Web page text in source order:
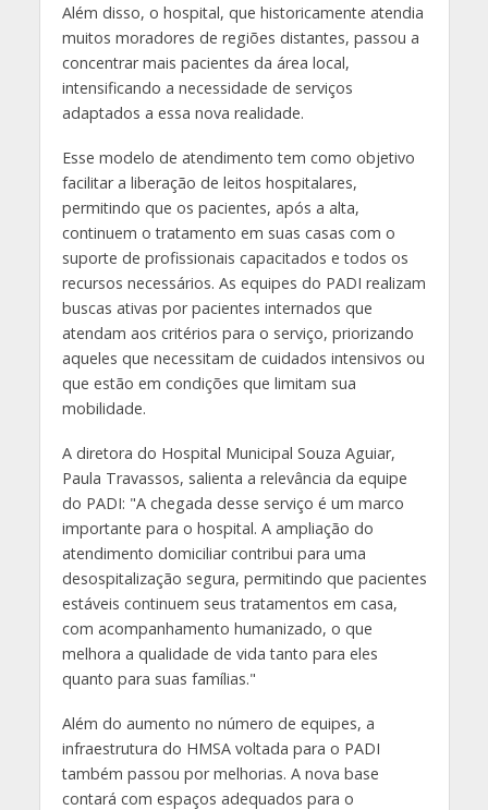
Além disso, o hospital, que historicamente atendia
muitos moradores de regiões distantes, passou a
concentrar mais pacientes da área local,
intensificando a necessidade de serviços
adaptados a essa nova realidade.
Esse modelo de atendimento tem como objetivo
facilitar a liberação de leitos hospitalares,
permitindo que os pacientes, após a alta,
continuem o tratamento em suas casas com o
suporte de profissionais capacitados e todos os
recursos necessários. As equipes do PADI realizam
buscas ativas por pacientes internados que
atendam aos critérios para o serviço, priorizando
aqueles que necessitam de cuidados intensivos ou
que estão em condições que limitam sua
mobilidade.
A diretora do Hospital Municipal Souza Aguiar,
Paula Travassos, salienta a relevância da equipe
do PADI: "A chegada desse serviço é um marco
importante para o hospital. A ampliação do
atendimento domiciliar contribui para uma
desospitalização segura, permitindo que pacientes
estáveis continuem seus tratamentos em casa,
com acompanhamento humanizado, o que
melhora a qualidade de vida tanto para eles
quanto para suas famílias."
Além do aumento no número de equipes, a
infraestrutura do HMSA voltada para o PADI
também passou por melhorias. A nova base
contará com espaços adequados para o